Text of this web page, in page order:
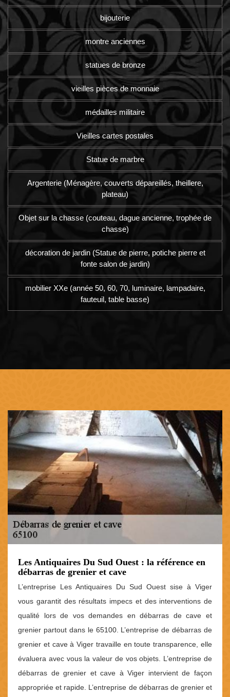
bijouterie
montre anciennes
statues de bronze
vieilles pièces de monnaie
médailles militaire
Vieilles cartes postales
Statue de marbre
Argenterie (Ménagère, couverts dépareillés, theillere,
plateau)
Objet sur la chasse (couteau, dague ancienne, trophée de
chasse)
décoration de jardin (Statue de pierre, potiche pierre et
fonte salon de jardin)
mobilier XXe (année 50, 60, 70, luminaire, lampadaire,
fauteuil, table basse)
Les Antiquaires Du Sud Ouest : la référence en
débarras de grenier et cave
L’entreprise Les Antiquaires Du Sud Ouest sise à Viger
vous garantit des résultats impecs et des interventions de
qualité lors de vos demandes en débarras de cave et
grenier partout dans le 65100. L’entreprise de débarras de
grenier et cave à Viger travaille en toute transparence, elle
évaluera avec vous la valeur de vos objets. L’entreprise de
débarras de grenier et cave à Viger intervient de façon
appropriée et rapide. L’entreprise de débarras de grenier et